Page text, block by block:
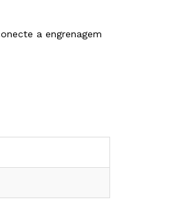
a engrenagem